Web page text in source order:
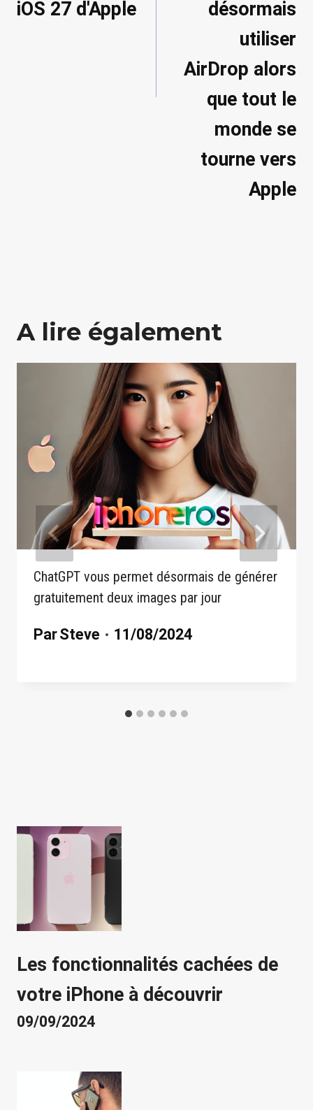
iOS 27 d'Apple
désormais
utiliser
AirDrop alors
que tout le
monde se
tourne vers
Apple
A lire également
ChatGPT vous permet désormais de générer
gratuitement deux images par jour
ParSteve 11/08/2024
Les fonctionnalités cachées de
votre iPhone à découvrir
09/09/2024